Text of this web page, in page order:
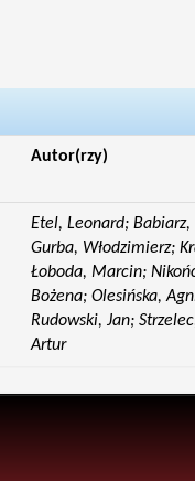
Autor(rzy)
Etel, Leonard;
Gurba, Włodzimierz;
Łoboda, Marcin;
Bożena; Olesińska,
Rudowski, Jan;
Artur